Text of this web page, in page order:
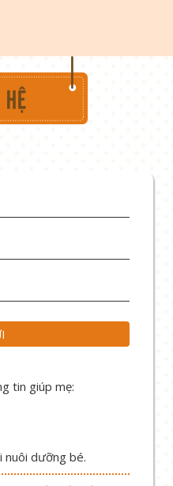
tin giúp mẹ:
nuôi dưỡng bé.